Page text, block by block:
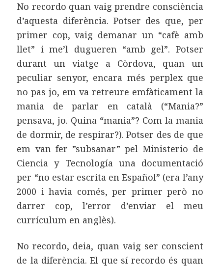
No recordo quan vaig prendre consciència
d’aquesta diferència. Potser des que, per
primer cop, vaig demanar un “cafè amb
llet” i me’l dugueren “amb gel”. Potser
durant un viatge a Còrdova, quan un
peculiar senyor, encara més perplex que
no pas jo, em va retreure emfàticament la
mania de parlar en català (“Mania?”
pensava, jo. Quina “mania”? Com la mania
de dormir, de respirar?). Potser des de que
em van fer ”subsanar” pel Ministerio de
Ciencia y Tecnología una documentació
per “no estar escrita en Español” (era l’any
2000 i havia comés, per primer però no
darrer cop, l’error d’enviar el meu
currículum en anglès).
No recordo, deia, quan vaig ser conscient
de la diferència. El que sí recordo és quan